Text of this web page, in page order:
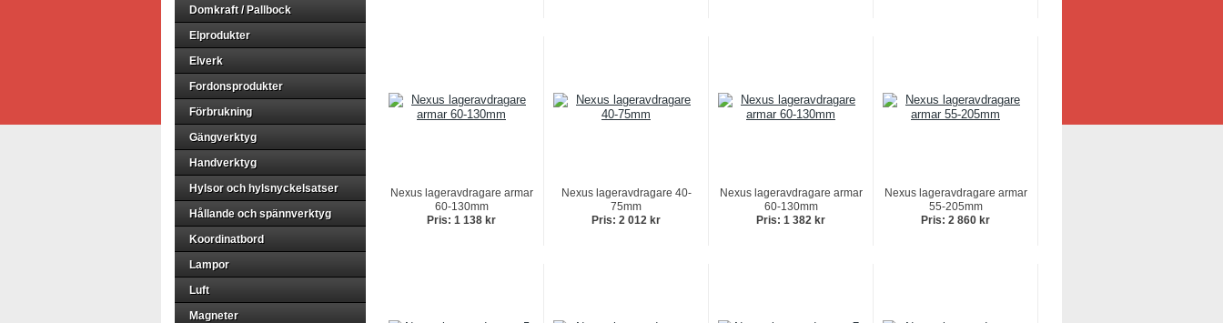
Domkraft / Pallbock
Elprodukter
Elverk
Fordonsprodukter
Förbrukning
Gängverktyg
Handverktyg
Hylsor och hylsnyckelsatser
Hållande och spännverktyg
Koordinatbord
Lampor
Luft
Magneter
Nexus lageravdragare armar
60-130mm
Pris: 1 138 kr
Nexus lageravdragare 40-
75mm
Pris: 2 012 kr
Nexus lageravdragare armar
60-130mm
Pris: 1 382 kr
Nexus lageravdragare armar
55-205mm
Pris: 2 860 kr